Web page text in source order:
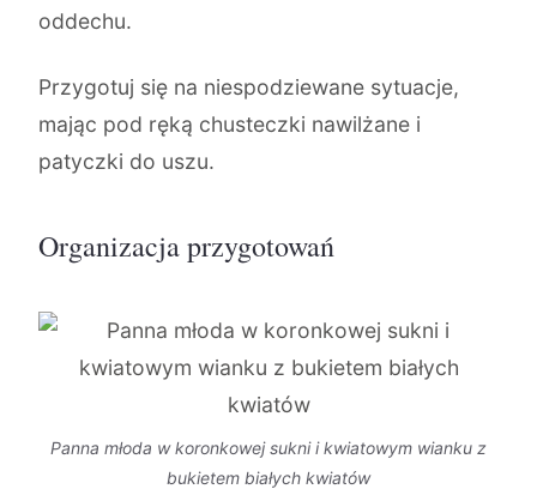
oddechu.
Przygotuj się na niespodziewane sytuacje,
mając pod ręką chusteczki nawilżane i
patyczki do uszu.
Organizacja przygotowań
Panna młoda w koronkowej sukni i kwiatowym wianku z
bukietem białych kwiatów